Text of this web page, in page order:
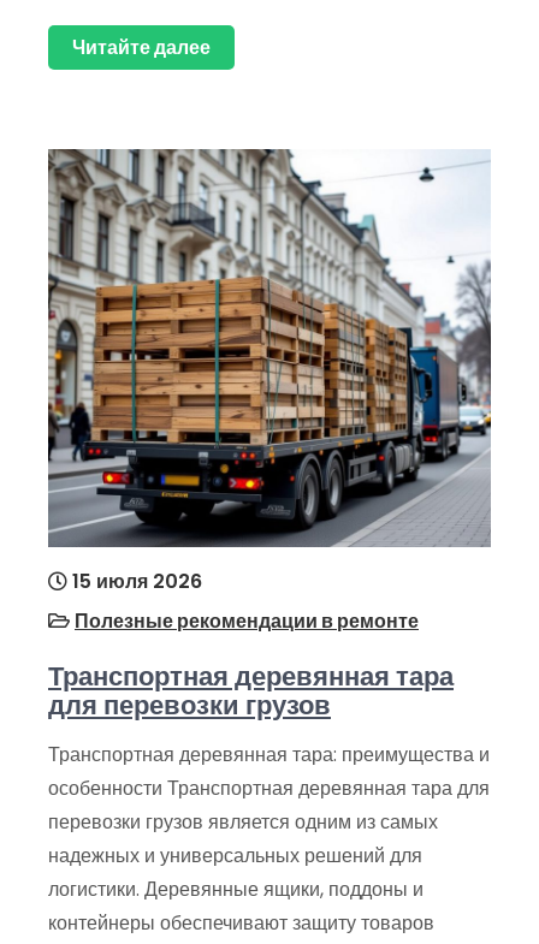
Читайте далее
15 июля 2026
Полезные рекомендации в ремонте
Транспортная деревянная тара
для перевозки грузов
Транспортная деревянная тара: преимущества и
особенности Транспортная деревянная тара для
перевозки грузов является одним из самых
надежных и универсальных решений для
логистики. Деревянные ящики, поддоны и
контейнеры обеспечивают защиту товаров